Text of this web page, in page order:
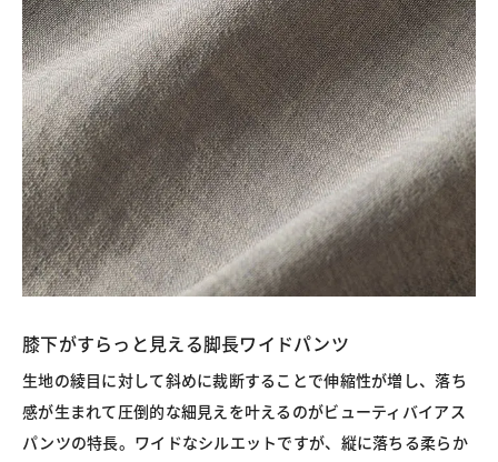
膝下がすらっと見える脚長ワイドパンツ
生地の綾目に対して斜めに裁断することで伸縮性が増し、落ち
感が生まれて圧倒的な細見えを叶えるのがビューティバイアス
パンツの特長。ワイドなシルエットですが、縦に落ちる柔らか